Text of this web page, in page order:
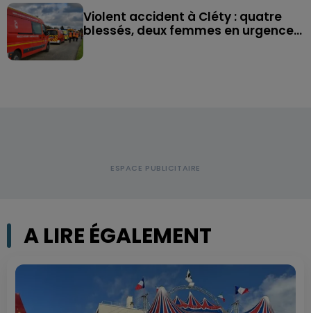
Violent accident à Cléty : quatre
blessés, deux femmes en urgence...
A LIRE ÉGALEMENT